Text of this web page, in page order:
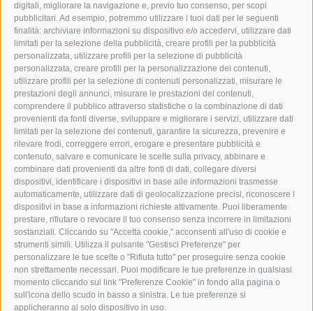
digitali, migliorare la navigazione e, previo tuo consenso, per scopi
pubblicitari. Ad esempio, potremmo utilizzare i tuoi dati per le seguenti
finalità: archiviare informazioni su dispositivo e/o accedervi, utilizzare dati
limitati per la selezione della pubblicità, creare profili per la pubblicità
personalizzata, utilizzare profili per la selezione di pubblicità
personalizzata, creare profili per la personalizzazione dei contenuti,
utilizzare profili per la selezione di contenuti personalizzati, misurare le
prestazioni degli annunci, misurare le prestazioni dei contenuti,
comprendere il pubblico attraverso statistiche o la combinazione di dati
provenienti da fonti diverse, sviluppare e migliorare i servizi, utilizzare dati
limitati per la selezione dei contenuti, garantire la sicurezza, prevenire e
rilevare frodi, correggere errori, erogare e presentare pubblicità e
contenuto, salvare e comunicare le scelte sulla privacy, abbinare e
combinare dati provenienti da altre fonti di dati, collegare diversi
dispositivi, identificare i dispositivi in base alle informazioni trasmesse
automaticamente, utilizzare dati di geolocalizzazione precisi, riconoscere i
dispositivi in base a informazioni richieste attivamente. Puoi liberamente
prestare, rifiutare o revocare il tuo consenso senza incorrere in limitazioni
sostanziali. Cliccando su "Accetta cookie," acconsenti all'uso di cookie e
strumenti simili. Utilizza il pulsante "Gestisci Preferenze" per
personalizzare le tue scelte o "Rifiuta tutto" per proseguire senza cookie
non strettamente necessari. Puoi modificare le tue preferenze in qualsiasi
momento cliccando sul link "Preferenze Cookie" in fondo alla pagina o
sull'icona dello scudo in basso a sinistra. Le tue preferenze si
applicheranno al solo dispositivo in uso.
ISCRIVITI ALLA NOSTRA NEWSLETTER
Nome * *
Cognome * *
E-mail * *
Paese
Iscrivendomi alla newsletter accetto al trattamento
dei miei dati personali per fini commerciali da Arrex
Spa come descritto nella nostra normativa sulla
privacy.